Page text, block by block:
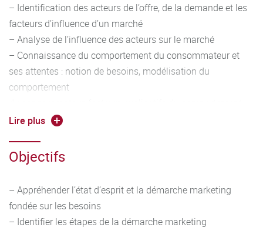
– Identification des acteurs de l’offre, de la demande et les
facteurs d’influence d’un marché
– Analyse de l’influence des acteurs sur le marché
– Connaissance du comportement du consommateur et
ses attentes : notion de besoins, modélisation du
comportement
processus de décision et variables clés
segmentation
– Identification des positionnements
Lire plus
Objectifs
– Appréhender l’état d’esprit et la démarche marketing
fondée sur les besoins
– Identifier les étapes de la démarche marketing